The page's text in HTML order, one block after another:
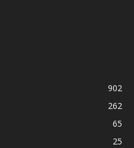
902
262
65
25